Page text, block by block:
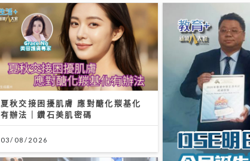
夏秋交接困擾肌膚 應對醣化羰基化
有辦法｜鑽石美肌密碼
03/08/2026